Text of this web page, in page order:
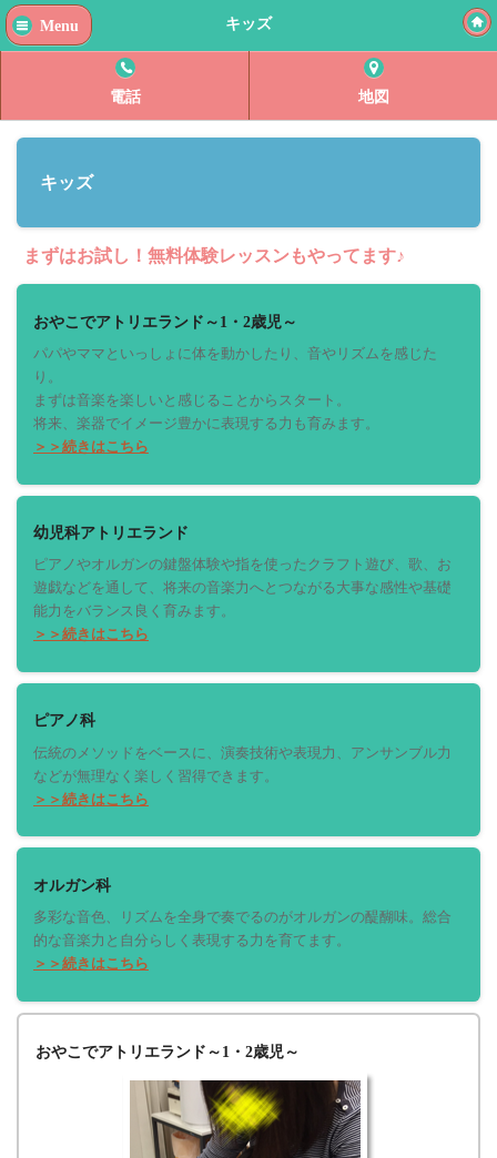
Menu キッズ
電話 地図
キッズ
まずはお試し！無料体験レッスンもやってます♪
おやこでアトリエランド～1・2歳児～
パパやママといっしょに体を動かしたり、音やリズムを感じた
り。
まずは音楽を楽しいと感じることからスタート。
将来、楽器でイメージ豊かに表現する力も育みます。
＞＞続きはこちら
幼児科アトリエランド
ピアノやオルガンの鍵盤体験や指を使ったクラフト遊び、歌、お
遊戯などを通して、将来の音楽力へとつながる大事な感性や基礎
能力をバランス良く育みます。
＞＞続きはこちら
ピアノ科
伝統のメソッドをベースに、演奏技術や表現力、アンサンブル力
などが無理なく楽しく習得できます。
＞＞続きはこちら
オルガン科
多彩な音色、リズムを全身で奏でるのがオルガンの醍醐味。総合
的な音楽力と自分らしく表現する力を育てます。
＞＞続きはこちら
おやこでアトリエランド～1・2歳児～